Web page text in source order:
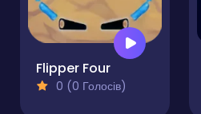
Flipper Four
0 (0 Голосів)